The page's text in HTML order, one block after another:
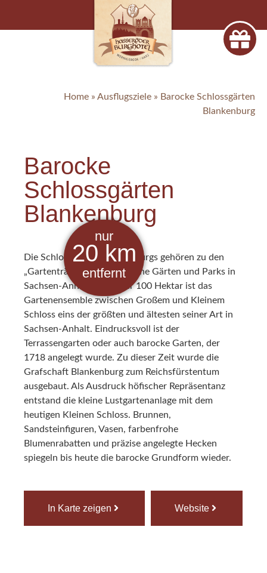
Home » Ausflugsziele » Barocke Schlossgärten
Blankenburg
Barocke
Schlossgärten
Blankenburg
entfernt
20 km
nur
Die Schlossgärten Blankenburgs gehören zu den
„Gartenträumen – Historische Gärten und Parks in
Sachsen-Anhalt“. Mit über 100 Hektar ist das
Gartenensemble zwischen Großem und Kleinem
Schloss eins der größten und ältesten seiner Art in
Sachsen-Anhalt. Eindrucksvoll ist der
Terrassengarten oder auch barocke Garten, der
1718 angelegt wurde. Zu dieser Zeit wurde die
Grafschaft Blankenburg zum Reichsfürstentum
ausgebaut. Als Ausdruck höfischer Repräsentanz
entstand die kleine Lustgartenanlage mit dem
heutigen Kleinen Schloss. Brunnen,
Sandsteinfiguren, Vasen, farbenfrohe
Blumenrabatten und präzise angelegte Hecken
spiegeln bis heute die barocke Grundform wieder.
In Karte zeigen Website